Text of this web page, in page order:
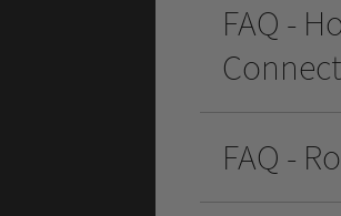
FAQ -
FAQ -